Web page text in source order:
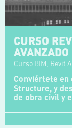
CURSO
AVANZADO
Curso BIM, Revit
Conviértete
Structure, y
de obra civil y